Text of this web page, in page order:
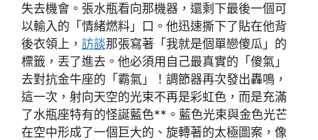
失去機會。張水瓶看向那機器，還剩下最後一個可
以輸入的「情緒燃料」口。他迅速撕下了貼在他背
後衣領上， 訪談那張寫著「我就是個單戀傻瓜」的
標籤，丟了進去。他必須用自己最真實的「傻氣」
去對抗金牛座的「霸氣」！調節器再次發出轟鳴，
這一次，射向天空的光束不再是彩虹色，而是充滿
了水瓶座特有的怪誕藍色**。藍色光束與金色光芒
在空中形成了一個巨大的、旋轉著的太極圖案，像